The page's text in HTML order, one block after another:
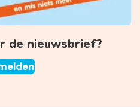
de nieuwsbrief?